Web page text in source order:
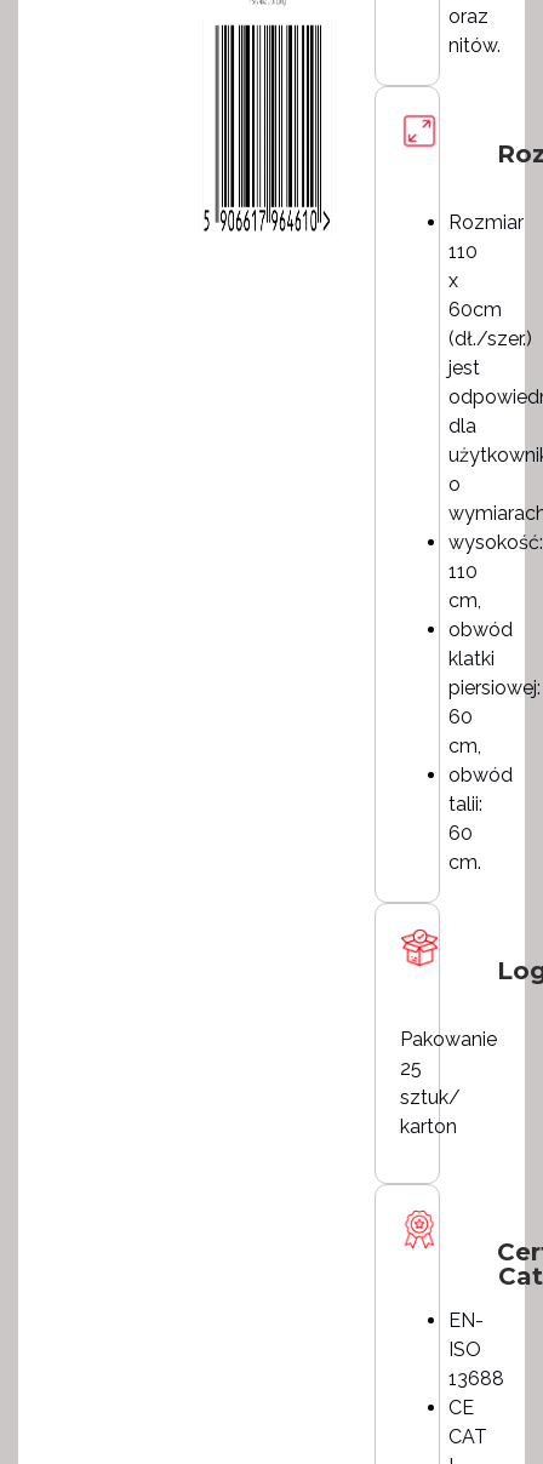
oraz
nitów.
Rozmiar
110
x
60cm
(dł./szer.)
jest
dla
o
wysokość:
110
cm,
obwód
klatki
piersiowej:
60
cm,
obwód
talii:
60
cm.
Pakowanie
25
sztuk/
karton
EN-
ISO
13688
CE
CAT